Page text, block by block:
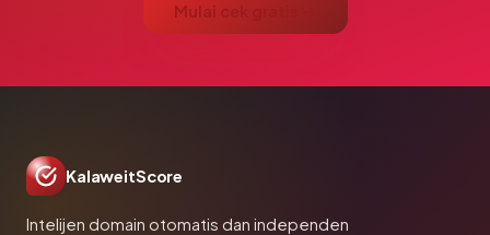
Mulai cek gratis →
KalaweitScore
Intelijen domain otomatis dan independen